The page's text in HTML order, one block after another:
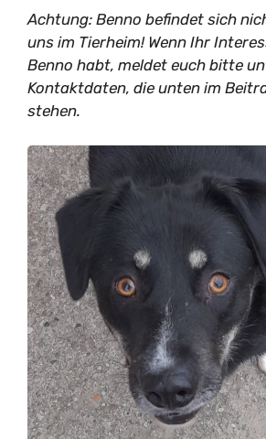
Achtung: Benno befindet sich
uns im Tierheim! Wenn Ihr
Benno habt, meldet euch bitte
Kontaktdaten, die unten im
stehen.